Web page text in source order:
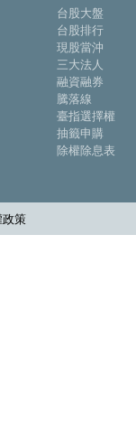
台股大盤
台股排行
現股當沖
三大法人
融資融券
騰落線
臺指選擇權
抽籤申購
除權除息表
政策